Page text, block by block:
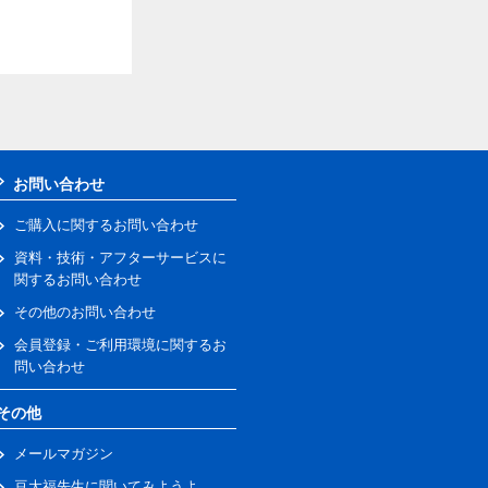
お問い合わせ
ご購入に関するお問い合わせ
資料・技術・アフターサービスに
関するお問い合わせ
その他のお問い合わせ
会員登録・ご利用環境に関するお
問い合わせ
の他
メールマガジン